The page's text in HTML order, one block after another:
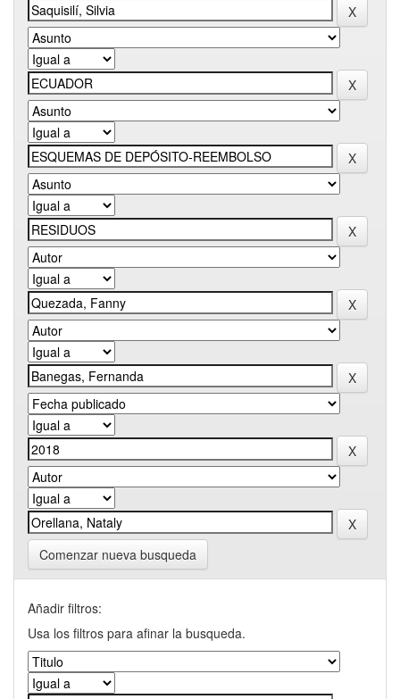
Comenzar nueva busqueda
Añadir filtros:
Usa los filtros para afinar la busqueda.